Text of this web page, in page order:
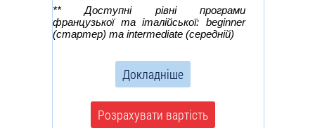
** Доступні рівні програми
французької та італійської: beginner
(стартер) та intermediate (середній)
Докладніше
Розрахувати вартість